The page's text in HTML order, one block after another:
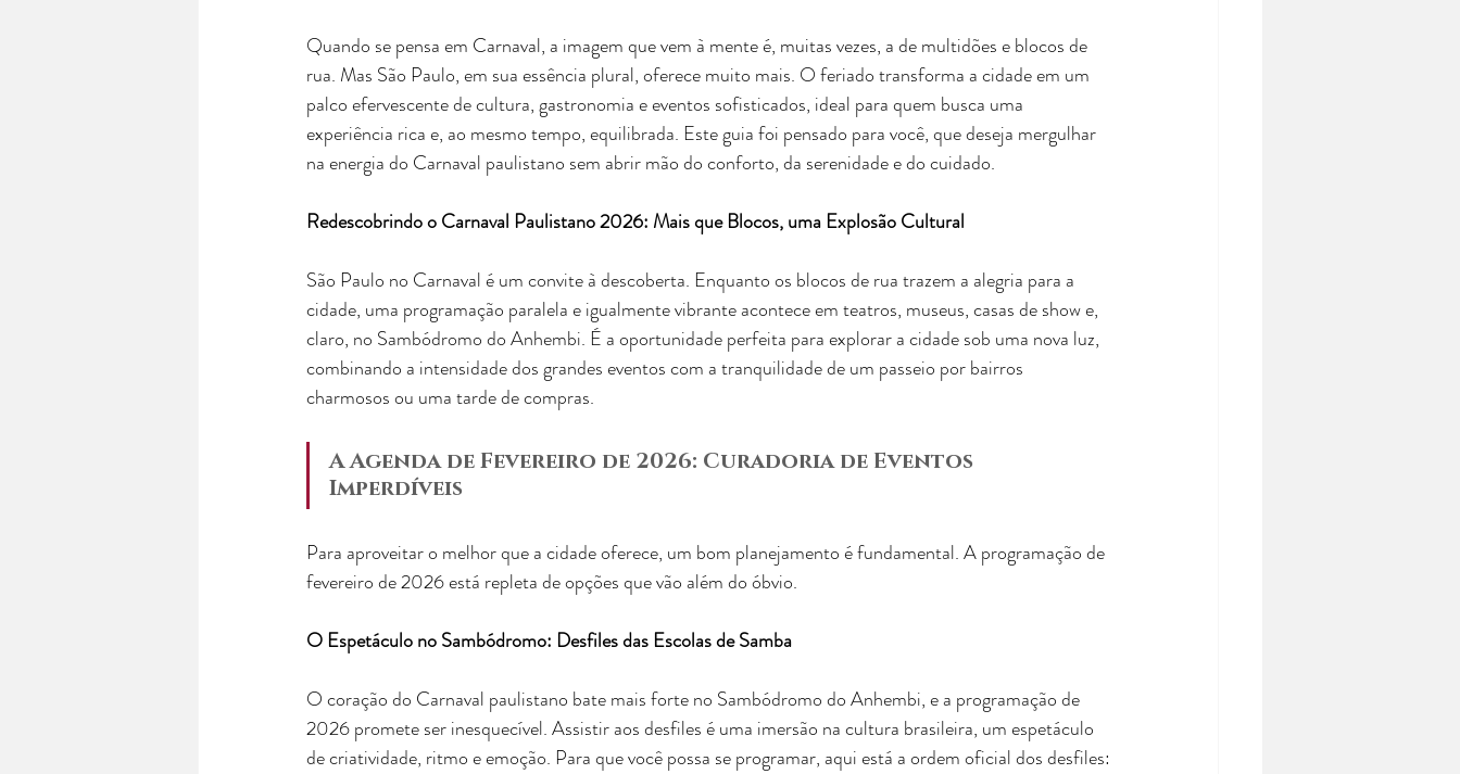
Quando se pensa em Carnaval, a imagem que vem à mente é, muitas vezes, a de multidões e blocos de
rua. Mas São Paulo, em sua essência plural, oferece muito mais. O feriado transforma a cidade em um
palco efervescente de cultura, gastronomia e eventos sofisticados, ideal para quem busca uma
experiência rica e, ao mesmo tempo, equilibrada. Este guia foi pensado para você, que deseja mergulhar
na energia do Carnaval paulistano sem abrir mão do conforto, da serenidade e do cuidado.
Redescobrindo o Carnaval Paulistano 2026: Mais que Blocos, uma Explosão Cultural
São Paulo no Carnaval é um convite à descoberta. Enquanto os blocos de rua trazem a alegria para a
cidade, uma programação paralela e igualmente vibrante acontece em teatros, museus, casas de show e,
claro, no Sambódromo do Anhembi. É a oportunidade perfeita para explorar a cidade sob uma nova luz,
combinando a intensidade dos grandes eventos com a tranquilidade de um passeio por bairros
charmosos ou uma tarde de compras.
A Agenda de Fevereiro de 2026: Curadoria de Eventos
Imperdíveis
Para aproveitar o melhor que a cidade oferece, um bom planejamento é fundamental. A programação de
fevereiro de 2026 está repleta de opções que vão além do óbvio.
O Espetáculo no Sambódromo: Desfiles das Escolas de Samba
O coração do Carnaval paulistano bate mais forte no Sambódromo do Anhembi, e a programação de
2026 promete ser inesquecível. Assistir aos desfiles é uma imersão na cultura brasileira, um espetáculo
de criatividade, ritmo e emoção. Para que você possa se programar, aqui está a ordem oficial dos desfiles: